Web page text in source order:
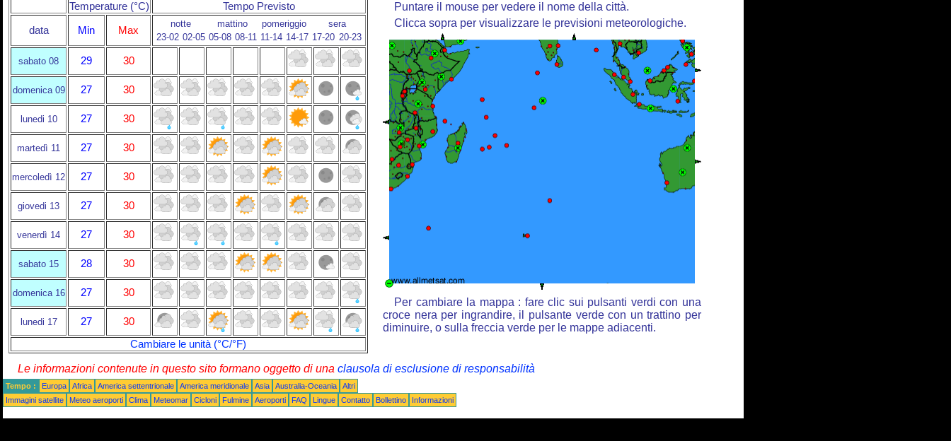
Temperature (°C) Tempo Previsto
data Min Max
notte mattino pomeriggio
sera
23-02 02-05 05-08 08-11 11-14 14-17 17-20 20-23
sabato 08 29 30
domenica 09 27 30
lunedi 10 27 30
martedì 11 27 30
mercoledì 12 27 30
giovedi 13 27 30
venerdì 14 27 30
sabato 15 28 30
domenica 16 27 30
lunedi 17 27
30
Cambiare le unità (°C/°F)
Puntare il mouse per vedere il nome della città.
Clicca sopra per visualizzare le previsioni meteorologiche.
Per cambiare la mappa : fare clic sui pulsanti verdi con una
croce nera per ingrandire, il pulsante verde con un trattino per
diminuire, o sulla freccia verde per le mappe adiacenti.
Le informazioni contenute in questo sito formano oggetto di una clausola di esclusione di responsabilità
Tempo : Europa Africa America settentrionale America meridionale Asia Australia-Oceania
Altri
Immagini satellite
Meteo aeroporti Clima Meteomar Cicloni Fulmine Aeroporti FAQ Lingue Contatto Bollettino Informazioni